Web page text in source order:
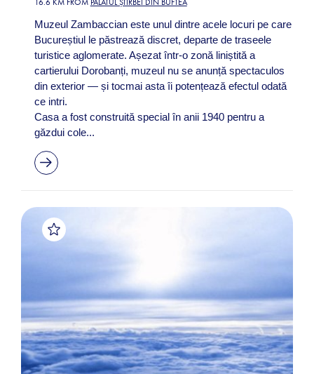
16.6 KM FROM PALATUL ȘTIRBEI DIN BUFTEA
Muzeul Zambaccian este unul dintre acele locuri pe care
Bucureștiul le păstrează discret, departe de traseele
turistice aglomerate. Așezat într-o zonă liniștită a
cartierului Dorobanți, muzeul nu se anunță spectaculos
din exterior — și tocmai asta îi potențează efectul odată
ce intri.
Casa a fost construită special în anii 1940 pentru a
găzdui cole...